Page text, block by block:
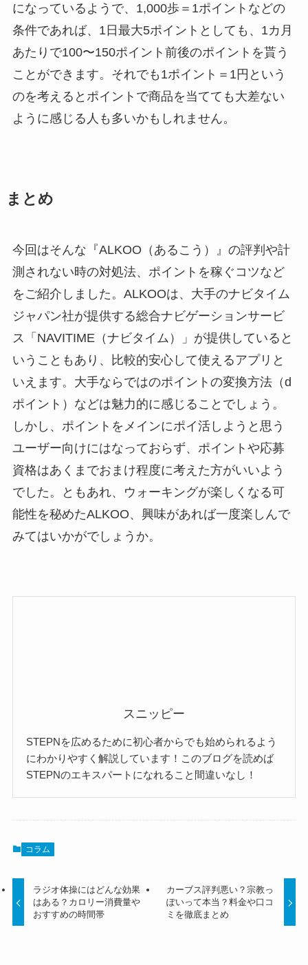
になっているようで、1,000歩＝1ポイントなどの
条件であれば、1日最大5ポイントとしても、1カ月
あたりで100〜150ポイント前後のポイントを貰う
ことができます。それでも1ポイント＝1円という
のを考えるとポイントで商品を当てても大差ない
ように感じる人も多いかもしれません。
まとめ
今回はそんな『ALKOO（あるこう）』の評判や計
測されない時の対処法、ポイントを稼ぐコツなど
をご紹介しました。ALKOOは、大手のナビタイム
ジャパン社が提供する総合ナビゲーションサービ
ス「NAVITIME（ナビタイム）」が提供していると
いうこともあり、比較的安心して使えるアプリと
いえます。大手ならではのポイントの変換方法（d
ポイント）などは魅力的に感じることでしょう。
しかし、ポイントをメインにポイ活しようと思う
ユーザー向けにはなっておらず、ポイントや応募
資格はあくまでおまけ程度に考えた方がいいよう
でした。ともあれ、ウォーキングが楽しくなる可
能性を秘めたALKOO、興味があれば一度楽しんで
みてはいかがでしょうか。
スニッピー
STEPNを広めるために初心者からでも始められるよう
にわかりやすく解説しています！このブログを読めば
STEPNのエキスパートになれること間違いなし！
コラム
ラジオ体操にはどんな効果
はある？カロリー消費量や
おすすめの時間帯
カーブス評判悪い？宗教っ
ぽいって本当？料金や口コ
ミを徹底まとめ